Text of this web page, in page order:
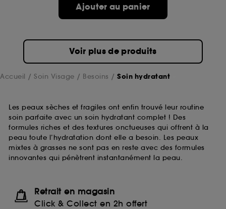
Ajouter au panier
Voir plus de produits
Accueil Soin Visage Besoins Soin hydratant
Les peaux sèches et fragiles ont enfin trouvé leur routine
soin parfaite avec un soin hydratant complet ! Des
formules riches et des textures onctueuses qui offrent à la
peau toute l’hydratation dont elle a besoin. Les peaux
mixtes à grasses ne sont pas en reste avec des formules
innovantes qui pénètrent instantanément la peau.
Retrait en magasin
Click & Collect en 2h offert